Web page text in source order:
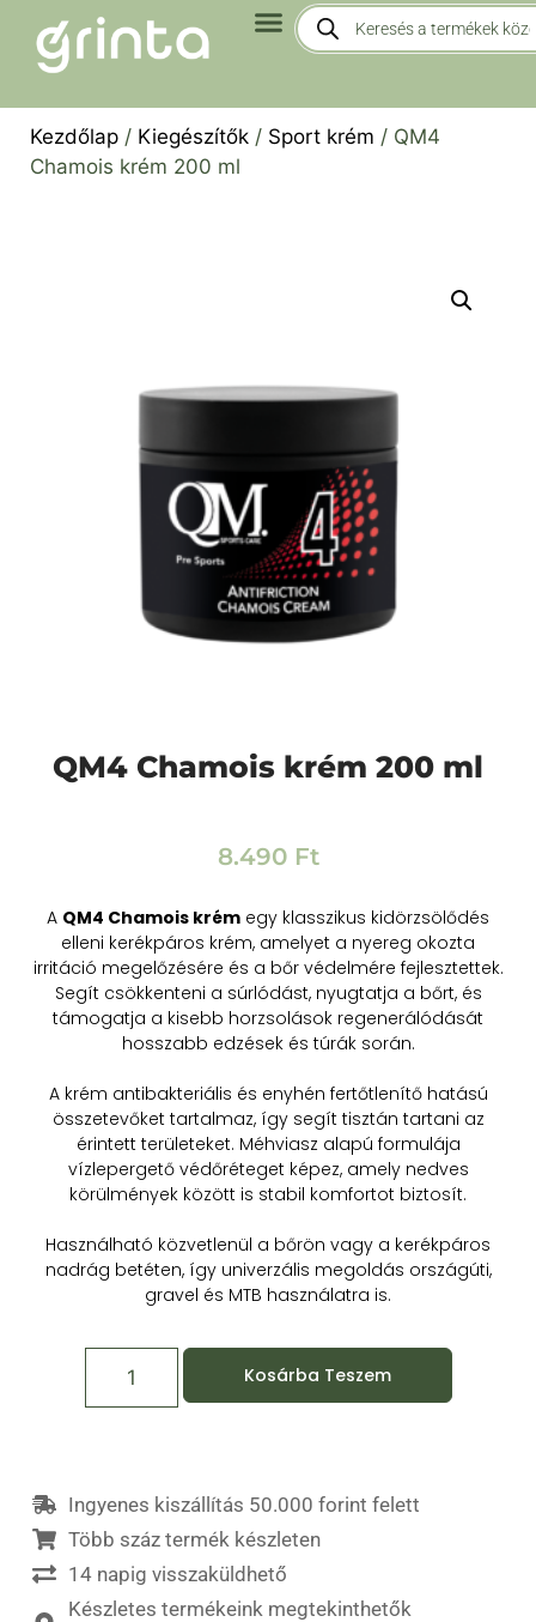
Kezdőlap / Kiegészítők / Sport krém / QM4
Chamois krém 200 ml
QM4 Chamois krém 200 ml
8.490 Ft
A QM4 Chamois krém egy klasszikus kidörzsölődés
elleni kerékpáros krém, amelyet a nyereg okozta
irritáció megelőzésére és a bőr védelmére fejlesztettek.
Segít csökkenteni a súrlódást, nyugtatja a bőrt, és
támogatja a kisebb horzsolások regenerálódását
hosszabb edzések és túrák során.
A krém antibakteriális és enyhén fertőtlenítő hatású
összetevőket tartalmaz, így segít tisztán tartani az
érintett területeket. Méhviasz alapú formulája
vízlepergető védőréteget képez, amely nedves
körülmények között is stabil komfortot biztosít.
Használható közvetlenül a bőrön vagy a kerékpáros
nadrág betéten, így univerzális megoldás országúti,
gravel és MTB használatra is.
Kosárba Teszem
Ingyenes kiszállítás 50.000 forint felett
Több száz termék készleten
14 napig visszaküldhető
Készletes termékeink megtekinthetők